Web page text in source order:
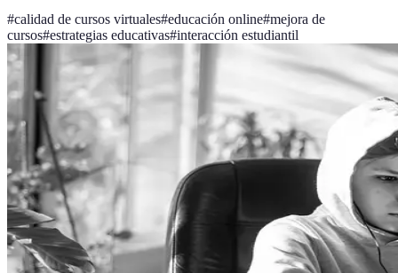
#calidad de cursos virtuales#educación online#mejora de
cursos#estrategias educativas#interacción estudiantil